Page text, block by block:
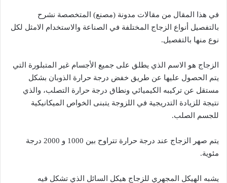
في هذا المقال من مقالات مدونة (مصنع) المتخصصة نشرح
بالتفصيل أنواع الزجاج المختلفة في الصناعة والاستخدام الامثل لكل
نوع منها بالتفصيل.
الزجاج هو الاسم الذي يطلق على جميع الأجسام غير المتبلورة التي
يتم الحصول عليها عن طريق خفض درجة حرارة الذوبان بشكل
مستقل عن تركيبه الكيميائي ونطاق درجة حرارة التصلب، والذي
نتيجة للزيادة التدريجية في اللزوجة يتبنى الخواص الميكانيكية
للجسم الصلب.
يتم صهر الزجاج عند درجة حرارة تتراوح بين 1000 و 2000 درجة
مئوية.
يشبه الهيكل المجهري للزجاج هيكل السائل الذي تشكل فيه